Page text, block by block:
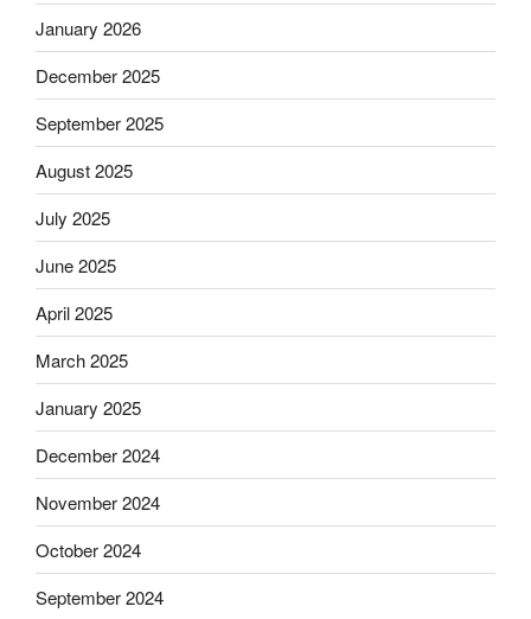
January 2026
December 2025
September 2025
August 2025
July 2025
June 2025
April 2025
March 2025
January 2025
December 2024
November 2024
October 2024
September 2024